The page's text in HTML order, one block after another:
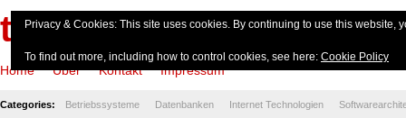
theserverside.de
Home Über Kontakt Impressum
Categories: Betriebssysteme Datenbanken Internet Technologien
Privacy & Cookies: This site uses cookies. By continuing to use this website,
To find out more, including how to control cookies, see here: Cookie Policy